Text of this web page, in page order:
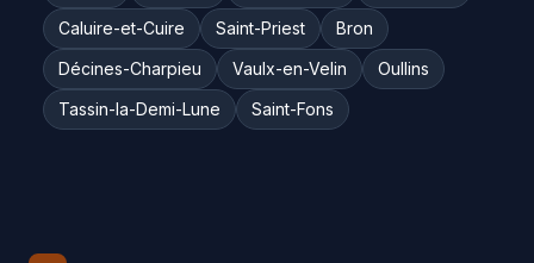
Caluire-et-Cuire
Saint-Priest
Bron
Décines-Charpieu
Vaulx-en-Velin
Oullins
Tassin-la-Demi-Lune
Saint-Fons